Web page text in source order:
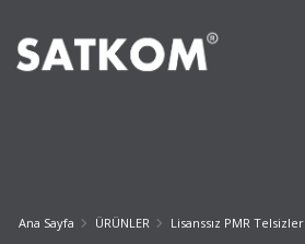
Ana Sayfa ÜRÜNLER Lisanssız PMR Telsizler